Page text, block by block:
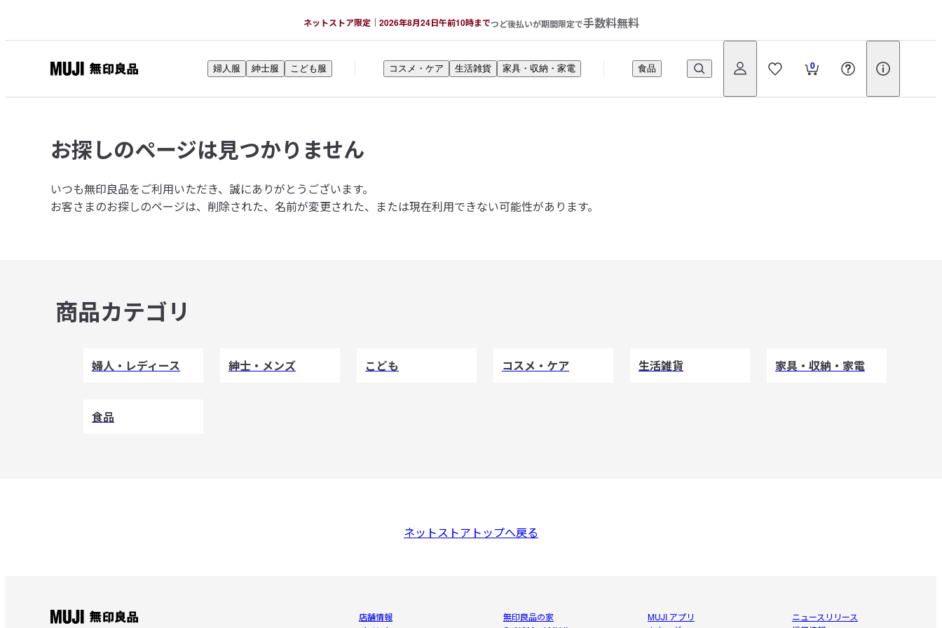
ネットストア限定｜2026年8月24日午前10時までつど後払いが期間限定で手数料無料
印
品
ネ
ト
ス
0
婦人服 紳士服 こども服 コスメ・ケア 生活雑貨 家具・収納・家電 食品
お探しのページは見つかりません
いつも無印良品をご利用いただき、誠にありがとうございます。
お客さまのお探しのページは、削除された、名前が変更された、または現在利用できない可能性があります。
商品カテゴリ
婦人・レディース 紳士・メンズ こども コスメ・ケア 生活雑貨 家具・収納・家電
食品
ネットストアトップへ戻る
店舗情報
無印良品の家
MUJI アプリ
ニュースリリース